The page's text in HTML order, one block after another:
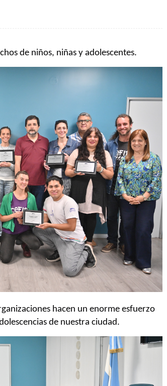
de niños, niñas y adolescentes.
hacen un enorme esfuerzo
de nuestra ciudad.